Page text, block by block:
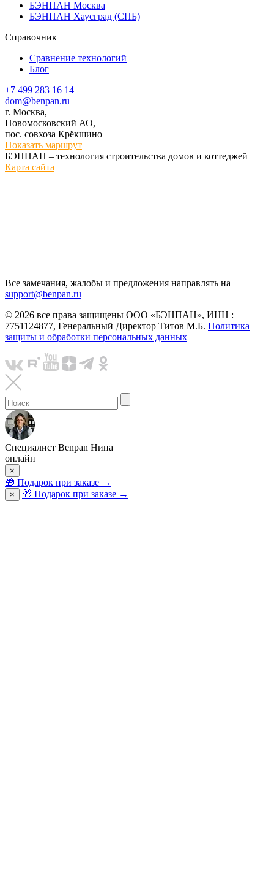
БЭНПАН Москва
БЭНПАН Хаусград (СПБ)
Справочник
Сравнение технологий
Блог
+7 499 283 16 14
dom@benpan.ru
г. Москва,
Новомосковский АО,
пос. совхоза Крёкшино
Показать маршрут
БЭНПАН – технология строительства домов и коттеджей
Карта сайта
Все замечания, жалобы и предложения направлять на
support@benpan.ru
© 2026 все права защищены ООО «БЭНПАН», ИНН :
7751124877, Генеральный Директор Титов М.Б. Политика
защиты и обработки персональных данных
Специалист Benpan Нина
онлайн
×
🎁 Подарок при заказе →
× 🎁 Подарок при заказе →